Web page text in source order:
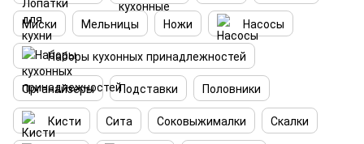
Миски
Мельницы Ножи
Насосы
Наборы кухонных принадлежностей
Органайзеры
Подставки
Половники
Кисти
Сита Соковыжималки
Скалки